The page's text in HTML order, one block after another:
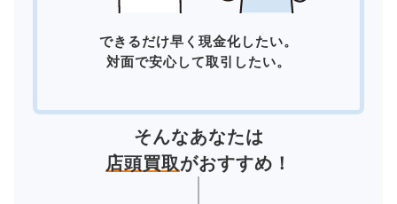
できるだけ早く現金化したい。
対面で安心して取引したい。
そんなあなたは
店頭買取がおすすめ！